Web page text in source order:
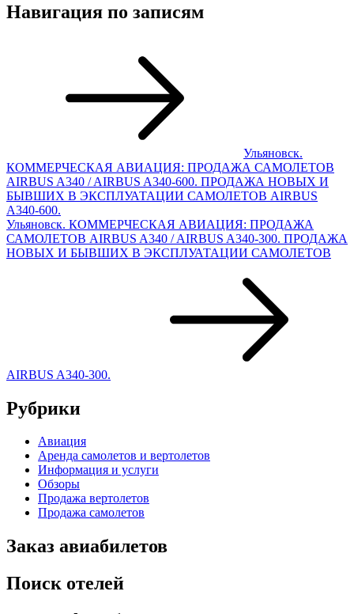
Навигация по записям
Ульяновск.
КОММЕРЧЕСКАЯ АВИАЦИЯ: ПРОДАЖА САМОЛЕТОВ
AIRBUS A340 / AIRBUS A340-600. ПРОДАЖА НОВЫХ И
БЫВШИХ В ЭКСПЛУАТАЦИИ САМОЛЕТОВ AIRBUS
A340-600.
Ульяновск. КОММЕРЧЕСКАЯ АВИАЦИЯ: ПРОДАЖА
САМОЛЕТОВ AIRBUS A340 / AIRBUS A340-300. ПРОДАЖА
НОВЫХ И БЫВШИХ В ЭКСПЛУАТАЦИИ САМОЛЕТОВ
AIRBUS A340-300.
Рубрики
Авиация
Аренда самолетов и вертолетов
Информация и услуги
Обзоры
Продажа вертолетов
Продажа самолетов
Заказ авиабилетов
Поиск отелей